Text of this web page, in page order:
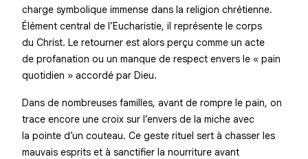
charge symbolique immense dans la religion chrétienne.
Élément central de l’Eucharistie, il représente le corps
du Christ. Le retourner est alors perçu comme un acte
de profanation ou un manque de respect envers le « pain
quotidien » accordé par Dieu.
Dans de nombreuses familles, avant de rompre le pain, on
trace encore une croix sur l’envers de la miche avec
la pointe d’un couteau. Ce geste rituel sert à chasser les
mauvais esprits et à sanctifier la nourriture avant